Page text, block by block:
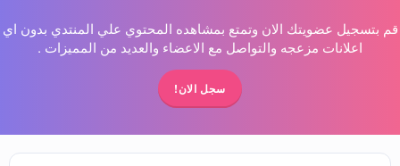
قم بتسجيل عضويتك الان وتمتع بمشاهده المحتوي علي المنتدي بدون اي
اعلانات مزعجه والتواصل مع الاعضاء والعديد من المميزات .
سجل الان!